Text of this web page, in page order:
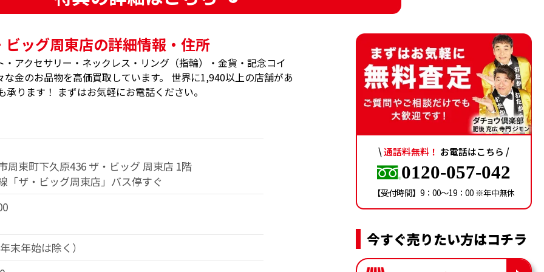
ッグ周東店の詳細情報・住所
アクセサリー・ネックレス・リング（指輪）・金貨・記念コイ
金のお品物を高価買取しています。 世界に1,940以上の店舗があ
ります！ まずはお気軽にお電話ください。
周東町下久原436 ザ・ビッグ 周東店 1階
「ザ・ビッグ周東店」バス停すぐ
末年始は除く）
\通話料無料！ お電話はこちら /
0120-057-042
【受付時間】9：00〜19：00 ※年中無休
今すぐ売りたい方はコチラ